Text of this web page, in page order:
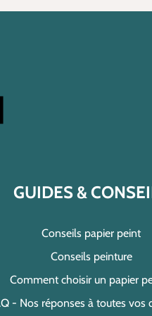
Instagram
page Facebook
notre compte Pinterest
à notre compte Twitter/X
GUIDES &
Conseils papier peint
Conseils peinture
Comment choisir un papier
- Nos réponses à toutes vos